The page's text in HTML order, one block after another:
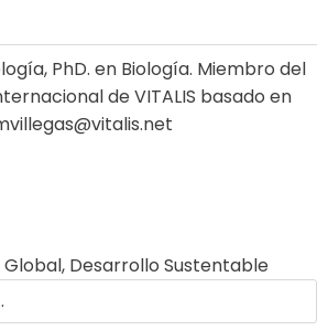
PhD. en Biología. Miembro del
de VITALIS basado en
, Desarrollo Sustentable